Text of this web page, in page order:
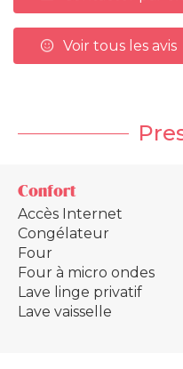
Voir tous les avis
Confort
Accès Internet
Congélateur
Four
Four à micro ondes
Lave linge privatif
Lave vaisselle